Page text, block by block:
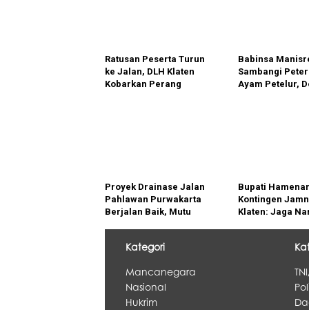
Ratusan Peserta Turun
ke Jalan, DLH Klaten
Kobarkan Perang
Babinsa
Sambangi
Ayam Petelur,
Proyek Drainase Jalan
Pahlawan Purwakarta
Berjalan Baik, Mutu
Bupati
Kontingen
Klaten: Jaga
Kategori
Mancanegara
Nasional
Hukrim